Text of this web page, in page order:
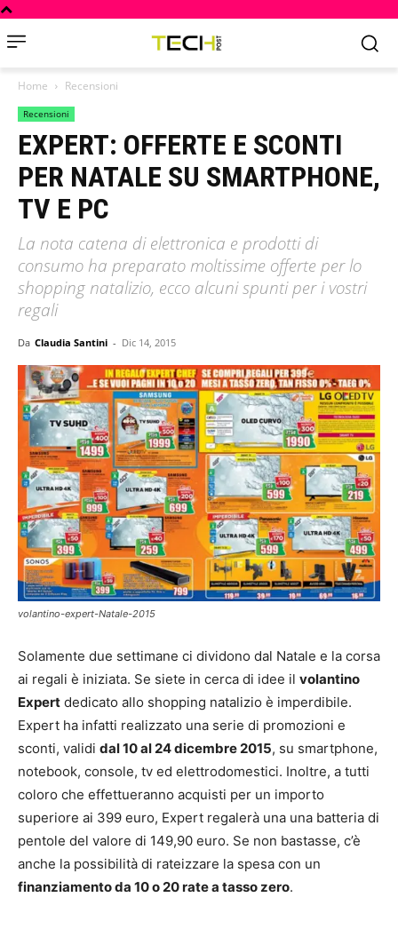
Home Recensioni
Recensioni
EXPERT: OFFERTE E SCONTI
PER NATALE SU SMARTPHONE,
TV E PC
La nota catena di elettronica e prodotti di
consumo ha preparato moltissime offerte per lo
shopping natalizio, ecco alcuni spunti per i vostri
regali
Da Claudia Santini - Dic 14, 2015
volantino-expert-Natale-2015
Solamente due settimane ci dividono dal Natale e la corsa
ai regali è iniziata. Se siete in cerca di idee il volantino
Expert dedicato allo shopping natalizio è imperdibile.
Expert ha infatti realizzato una serie di promozioni e
sconti, validi dal 10 al 24 dicembre 2015, su smartphone,
notebook, console, tv ed elettrodomestici. Inoltre, a tutti
coloro che effettueranno acquisti per un importo
superiore ai 399 euro, Expert regalerà una una batteria di
pentole del valore di 149,90 euro. Se non bastasse, c’è
anche la possibilità di rateizzare la spesa con un
finanziamento da 10 o 20 rate a tasso zero.